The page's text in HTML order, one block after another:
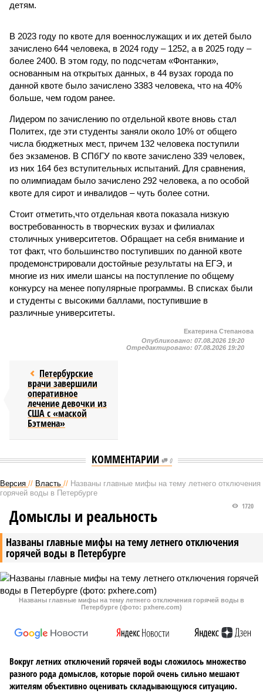
детям.
В 2023 году по квоте для военнослужащих и их детей было
зачислено 644 человека, в 2024 году – 1252, а в 2025 году –
более 2400. В этом году, по подсчетам «Фонтанки»,
основанным на открытых данных, в 44 вузах города по
данной квоте было зачислено 3383 человека, что на 40%
больше, чем годом ранее.
Лидером по зачислению по отдельной квоте вновь стал
Политех, где эти студенты заняли около 10% от общего
числа бюджетных мест, причем 132 человека поступили
без экзаменов. В СПбГУ по квоте зачислено 339 человек,
из них 164 без вступительных испытаний. Для сравнения,
по олимпиадам было зачислено 292 человека, а по особой
квоте для сирот и инвалидов – чуть более сотни.
Стоит отметить,что отдельная квота показала низкую
востребованность в творческих вузах и филиалах
столичных университетов. Обращает на себя внимание и
тот факт, что большинство поступивших по данной квоте
продемонстрировали достойные результаты на ЕГЭ, и
многие из них имели шансы на поступление по общему
конкурсу на менее популярные программы. В списках были
и студенты с высокими баллами, поступившие в
различные университеты.
Екатерина Степанова
Опубликовано: 07.08.2026 19:20
Отредактировано: 07.08.2026 19:20
Петербурские
врачи завершили
оперативное
лечение девочки из
США с «маской
Бэтмена»
КОММЕНТАРИИ 0
Версия // Власть // Названы главные мифы на тему летнего отключения
горячей воды в Петербурге
Названы главные мифы на тему летнего отключения
горячей воды в Петербурге
1720
Домыслы и реальность
Названы главные мифы на тему летнего отключения горячей воды в
Петербурге (фото: pxhere.com)
Вокруг летних отключений горячей воды сложилось множество
разного рода домыслов, которые порой очень сильно мешают
жителям объективно оценивать складывающуюся ситуацию.